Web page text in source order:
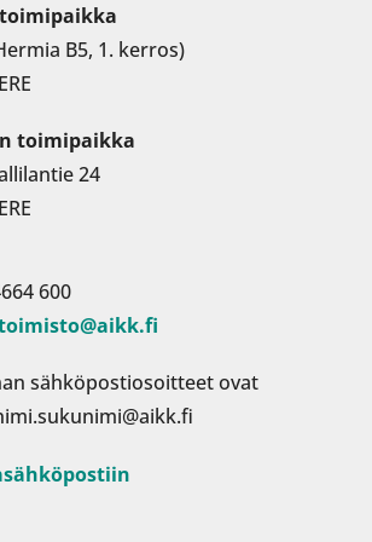
B5, 1. kerros)
toimipaikka
24
600
sähköpostiosoitteet ovat